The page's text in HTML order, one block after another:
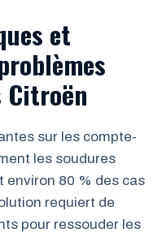
et
sur les compte-
les soudures
80 % des cas
requiert de
pour ressouder les